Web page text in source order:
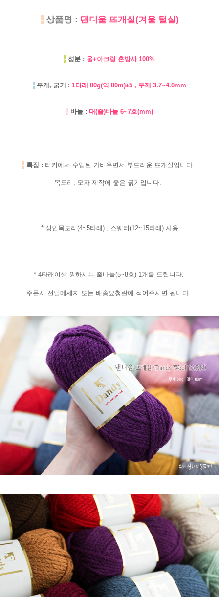
- 상품명 : 댄디울 뜨개실(겨울 털실)
- 성분 : 울+아크릴 혼방사 100%
- 무게, 굵기 : 1타래 80g(약 80m)±5 , 두께 3.7~4.0mm
- 바늘 : 대(줄)바늘 6~7호(mm)
- 특징 : 터키에서 수입된 가벼우면서 부드러운 뜨개실입니다.
목도리, 모자 제작에 좋은 굵기입니다.
* 성인목도리(4~5타래) , 스웨터(12~15타래) 사용
* 4타래이상 원하시는 줄바늘(5~8호) 1개를 드립니다.
주문시 전달메세지 또는 배송요청란에 적어주시면 됩니다.